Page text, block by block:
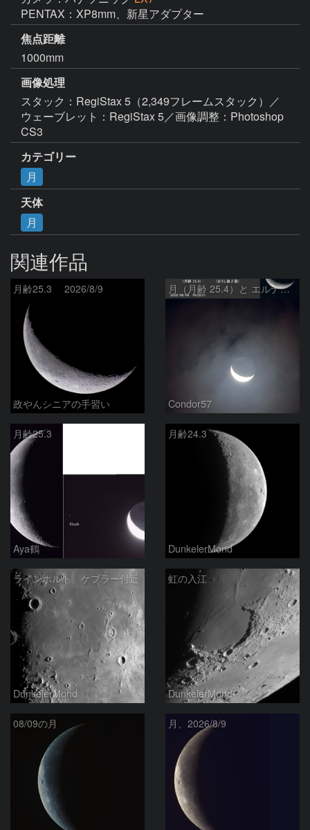
PENTAX：XP8mm、新星アダプター
焦点距離
1000mm
画像処理
スタック：RegiStax 5（2,349フレームスタック）／
ウェーブレット：RegiStax 5／画像調整：Photoshop
CS3
カテゴリー
月
天体
月
関連作品
月齢25.3 2026/8/9
政やんシニアの手習い
月（月齢 25.4）と エルナト（おうし座β星）
Condor57
月齢25.3
Aya鶴
月齢24.3
DunkelerMond
ラインホルト、ケプラー付近
DunkelerMond
虹の入江
DunkelerMond
08/09の月 月、2026/8/9